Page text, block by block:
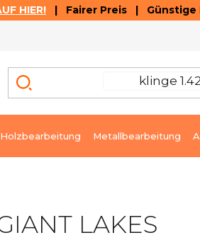
HIER! | Fairer Preis | Günstige
Holzbearbeitung Metallbearbeitung
LAKES